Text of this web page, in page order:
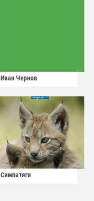
Иван Чернов
Симпатяги